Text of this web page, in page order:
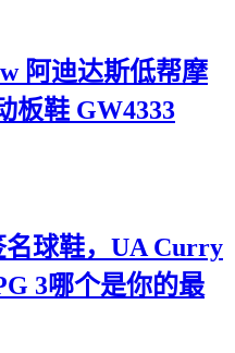
阿迪达斯低帮摩
板鞋 GW4333
球鞋，UA Curry
3哪个是你的最